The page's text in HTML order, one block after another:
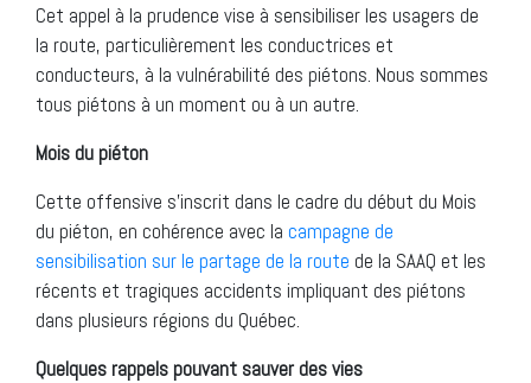
Cet appel à la prudence vise à sensibiliser les usagers de
la route, particulièrement les conductrices et
conducteurs, à la vulnérabilité des piétons. Nous sommes
tous piétons à un moment ou à un autre.
Mois du piéton
Cette offensive s’inscrit dans le cadre du début du Mois
du piéton, en cohérence avec la campagne de
sensibilisation sur le partage de la route de la SAAQ et les
récents et tragiques accidents impliquant des piétons
dans plusieurs régions du Québec.
Quelques rappels pouvant sauver des vies